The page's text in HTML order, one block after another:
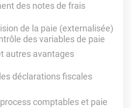
des notes de frais
de la paie (externalisée)
des variables de paie
autres avantages
déclarations fiscales
comptables et paie